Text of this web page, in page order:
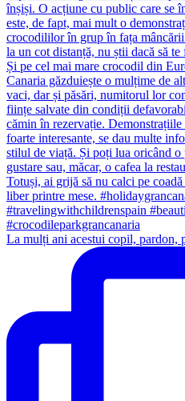
La mulți ani acestui copil, pardon,